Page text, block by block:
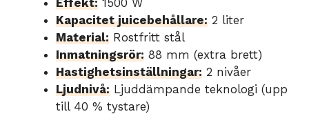
Kapacitet juicebehållare: 2 liter
Material: Rostfritt stål
Inmatningsrör: 88 mm (extra brett)
Hastighetsinställningar: 2 nivåer
Ljudnivå: Ljuddämpande teknologi (upp
till 40 % tystare)